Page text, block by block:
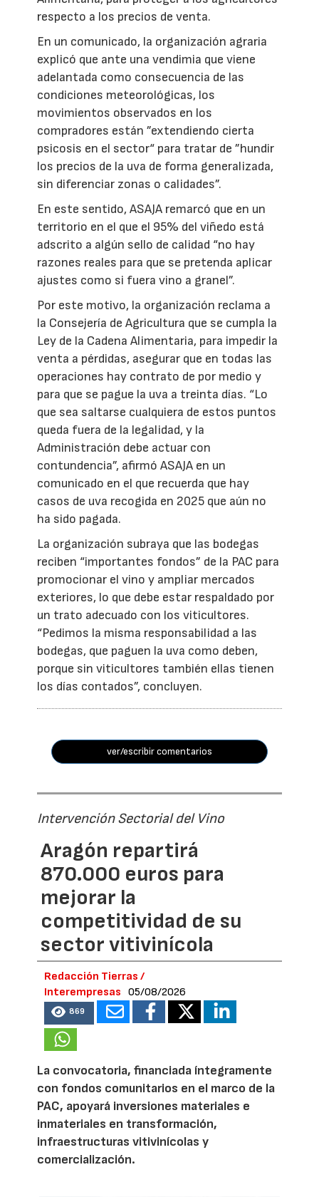
respecto a los precios de venta.
En un comunicado, la organización agraria
explicó que ante una vendimia que viene
adelantada como consecuencia de las
condiciones meteorológicas, los
movimientos observados en los
compradores están ”extendiendo cierta
psicosis en el sector“ para tratar de ”hundir
los precios de la uva de forma generalizada,
sin diferenciar zonas o calidades”.
En este sentido, ASAJA remarcó que en un
territorio en el que el 95% del viñedo está
adscrito a algún sello de calidad “no hay
razones reales para que se pretenda aplicar
ajustes como si fuera vino a granel”.
Por este motivo, la organización reclama a
la Consejería de Agricultura que se cumpla la
Ley de la Cadena Alimentaria, para impedir la
venta a pérdidas, asegurar que en todas las
operaciones hay contrato de por medio y
para que se pague la uva a treinta días. “Lo
que sea saltarse cualquiera de estos puntos
queda fuera de la legalidad, y la
Administración debe actuar con
contundencia”, afirmó ASAJA en un
comunicado en el que recuerda que hay
casos de uva recogida en 2025 que aún no
ha sido pagada.
La organización subraya que las bodegas
reciben “importantes fondos” de la PAC para
promocionar el vino y ampliar mercados
exteriores, lo que debe estar respaldado por
un trato adecuado con los viticultores.
“Pedimos la misma responsabilidad a las
bodegas, que paguen la uva como deben,
porque sin viticultores también ellas tienen
los días contados”, concluyen.
ver/escribir comentarios
Intervención Sectorial del Vino
Aragón repartirá
870.000 euros para
mejorar la
competitividad de su
sector vitivinícola
Redacción Tierras /
Interempresas
05/08/2026
869
La convocatoria, financiada íntegramente
con fondos comunitarios en el marco de la
PAC, apoyará inversiones materiales e
inmateriales en transformación,
infraestructuras vitivinícolas y
comercialización.